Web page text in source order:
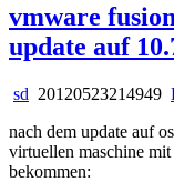
vmware
update auf
sd 20120523214949
nach dem update auf
virtuellen maschine
bekommen: